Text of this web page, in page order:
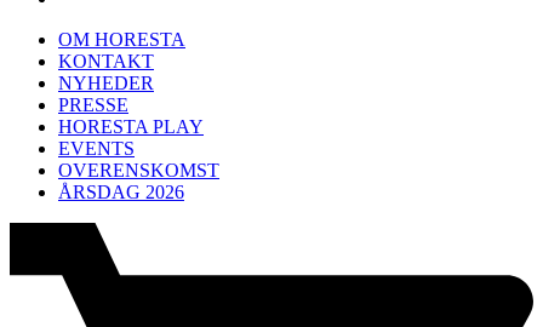
OM HORESTA
KONTAKT
NYHEDER
PRESSE
HORESTA PLAY
EVENTS
OVERENSKOMST
ÅRSDAG 2026